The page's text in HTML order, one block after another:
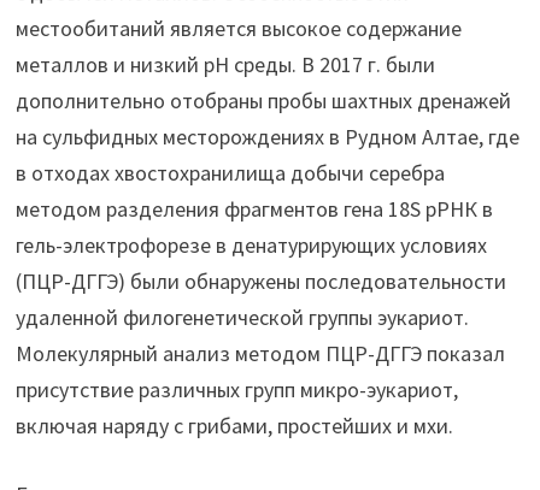
местообитаний является высокое содержание
металлов и низкий рН среды. В 2017 г. были
дополнительно отобраны пробы шахтных дренажей
на сульфидных месторождениях в Рудном Алтае, где
в отходах хвостохранилища добычи серебра
методом разделения фрагментов гена 18S рРНК в
гель-электрофорезе в денатурирующих условиях
(ПЦР-ДГГЭ) были обнаружены последовательности
удаленной филогенетической группы эукариот.
Молекулярный анализ методом ПЦР-ДГГЭ показал
присутствие различных групп микро-эукариот,
включая наряду с грибами, простейших и мхи.